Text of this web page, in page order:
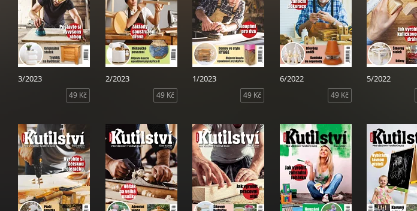
3/2023
49 Kč
2/2023
49 Kč
1/2023
49 Kč
6/2022
49 Kč
5/2022